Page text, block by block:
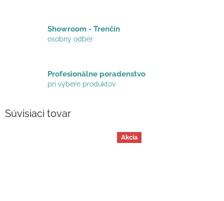
Showroom - Trenčín
osobný odber
Profesionálne poradenstvo
pri výbere produktov
Súvisiaci tovar
Akcia